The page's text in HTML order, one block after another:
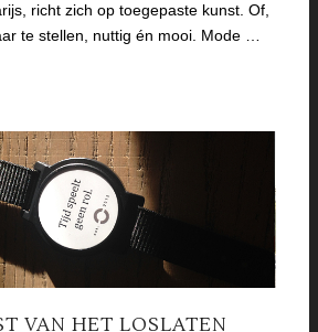
richt zich op toegepaste kunst. Of,
te stellen, nuttig én mooi. Mode …
VAN HET LOSLATEN